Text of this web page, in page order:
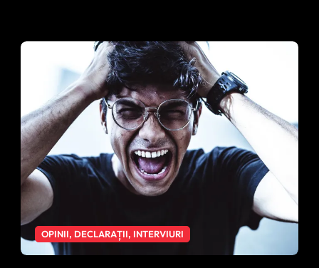
nou vaccin’
OPINII, DECLARAȚII, INTERVIURI